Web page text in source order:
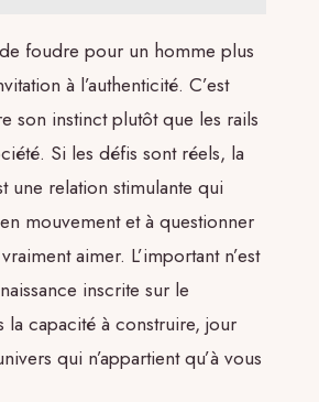
foudre pour un homme plus
à l’authenticité. C’est
son instinct plutôt que les rails
Si les défis sont réels, la
une relation stimulante qui
mouvement et à questionner
aimer. L’important n’est
inscrite sur le
la capacité à construire, jour
qui n’appartient qu’à vous